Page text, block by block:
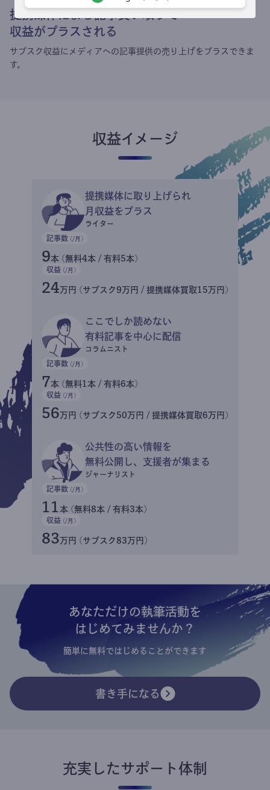
提携媒体による記事買い取りで
収益がプラスされる
サブスク収益にメディアへの記事提供の売り上げをプラスできま
す。
収益イメージ
提携媒体に取り上げられ
月収益をプラス
ライター
記事数 (/月)
9本 (無料4本 / 有料5本)
収益 (/月)
24万円 (サブスク9万円 / 提携媒体買取15万円)
ここでしか読めない
有料記事を中心に配信
コラムニスト
記事数 (/月)
7本 (無料1本 / 有料6本)
収益 (/月)
56万円 (サブスク50万円 / 提携媒体買取6万円)
公共性の高い情報を
無料公開し、支援者が集まる
ジャーナリスト
記事数 (/月)
11 本 (無料8本 / 有料3本)
収益 (/月)
83万円 (サブスク83万円)
あなただけの執筆活動を
はじめてみませんか？
簡単に無料ではじめることができます
書き手になる
充実したサポート体制